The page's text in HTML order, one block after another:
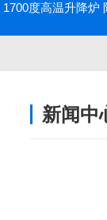
1700度高温升降炉
新闻中